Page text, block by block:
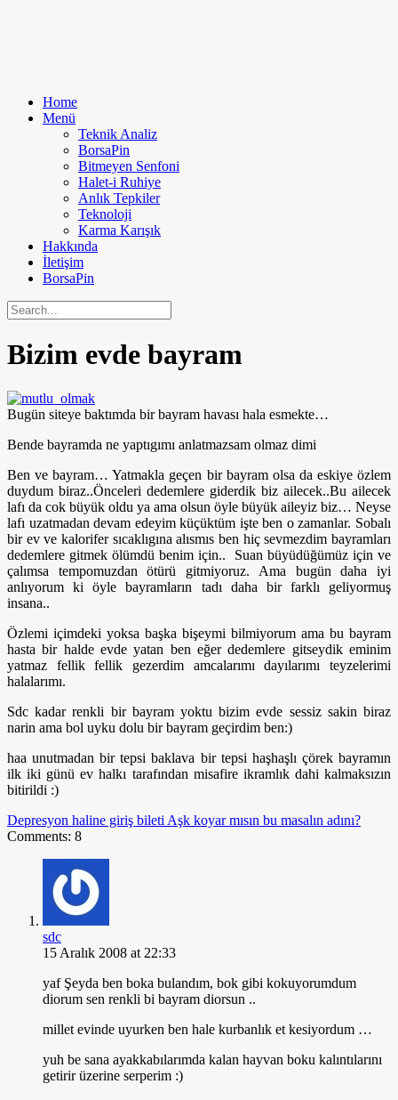
Home
Menü
Teknik Analiz
BorsaPin
Bitmeyen Senfoni
Halet-i Ruhiye
Anlık Tepkiler
Teknoloji
Karma Karışık
Hakkında
İletişim
BorsaPin
Bizim evde bayram
Bugün siteye baktımda bir bayram havası hala esmekte…
Bende bayramda ne yaptıgımı anlatmazsam olmaz dimi
Ben ve bayram… Yatmakla geçen bir bayram olsa da eskiye özlem
duydum biraz..Önceleri dedemlere giderdik biz ailecek..Bu ailecek
lafı da cok büyük oldu ya ama olsun öyle büyük aileyiz biz… Neyse
lafı uzatmadan devam edeyim küçüktüm işte ben o zamanlar. Sobalı
bir ev ve kalorifer sıcaklıgına alısmıs ben hiç sevmezdim bayramları
dedemlere gitmek ölümdü benim için.. Suan büyüdüğümüz için ve
çalımsa tempomuzdan ötürü gitmiyoruz. Ama bugün daha iyi
anlıyorum ki öyle bayramların tadı daha bir farklı geliyormuş
insana..
Özlemi içimdeki yoksa başka bişeymi bilmiyorum ama bu bayram
hasta bir halde evde yatan ben eğer dedemlere gitseydik eminim
yatmaz fellik fellik gezerdim amcalarımı dayılarımı teyzelerimi
halalarımı.
Sdc kadar renkli bir bayram yoktu bizim evde sessiz sakin biraz
narin ama bol uyku dolu bir bayram geçirdim ben:)
haa unutmadan bir tepsi baklava bir tepsi haşhaşlı çörek bayramın
ilk iki günü ev halkı tarafından misafire ikramlık dahi kalmaksızın
bitirildi :)
Depresyon haline giriş bileti Aşk koyar mısın bu masalın adını?
Comments: 8
sdc
15 Aralık 2008 at 22:33
yaf Şeyda ben boka bulandım, bok gibi kokuyorumdum
diorum sen renkli bi bayram diorsun ..
millet evinde uyurken ben hale kurbanlık et kesiyordum …
yuh be sana ayakkabılarımda kalan hayvan boku kalıntılarını
getirir üzerine serperim :)